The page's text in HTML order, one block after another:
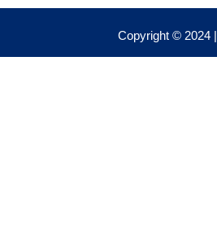
Copyright © 2024 |